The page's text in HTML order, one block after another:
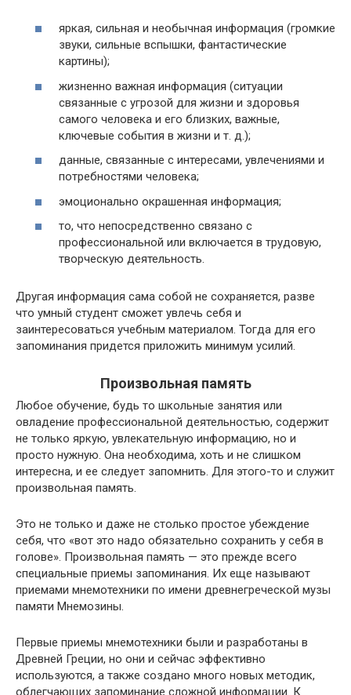
яркая, сильная и необычная информация (громкие
звуки, сильные вспышки, фантастические
картины);
жизненно важная информация (ситуации
связанные с угрозой для жизни и здоровья
самого человека и его близких, важные,
ключевые события в жизни и т. д.);
данные, связанные с интересами, увлечениями и
потребностями человека;
эмоционально окрашенная информация;
то, что непосредственно связано с
профессиональной или включается в трудовую,
творческую деятельность.
Другая информация сама собой не сохраняется, разве
что умный студент сможет увлечь себя и
заинтересоваться учебным материалом. Тогда для его
запоминания придется приложить минимум усилий.
Произвольная память
Любое обучение, будь то школьные занятия или
овладение профессиональной деятельностью, содержит
не только яркую, увлекательную информацию, но и
просто нужную. Она необходима, хоть и не слишком
интересна, и ее следует запомнить. Для этого-то и служит
произвольная память.
Это не только и даже не столько простое убеждение
себя, что «вот это надо обязательно сохранить у себя в
голове». Произвольная память — это прежде всего
специальные приемы запоминания. Их еще называют
приемами мнемотехники по имени древнегреческой музы
памяти Мнемозины.
Первые приемы мнемотехники были и разработаны в
Древней Греции, но они и сейчас эффективно
используются, а также создано много новых методик,
облегчающих запоминание сложной информации. К